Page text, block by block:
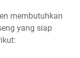
membutuhkan
yang siap